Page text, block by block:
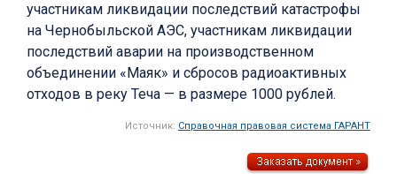
участникам ликвидации последствий катастрофы
на Чернобыльской АЭС, участникам ликвидации
последствий аварии на производственном
объединении «Маяк» и сбросов радиоактивных
отходов в реку Теча — в размере 1000 рублей.
Источник: Справочная правовая система ГАРАНТ